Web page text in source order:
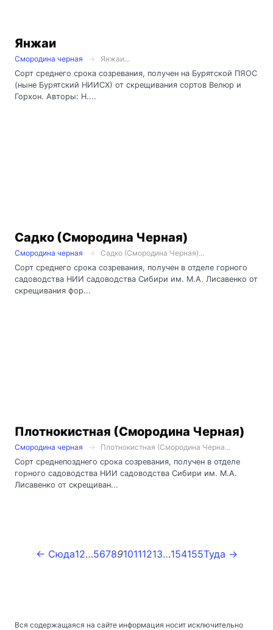
Янжаи
Смородина черная
Янжаи...
Сорт среднего срока созревания, получен на Бурятской ПЯОС
(ныне Бурятский НИИСХ) от скрещивания сортов Велюр и
Горхон. Авторы: Н....
Садко (Смородина Черная)
Смородина черная
Садко (Смородина Черная)...
Сорт среднего срока созревания, получен в отделе горного
садоводства НИИ садоводства Сибири им. М.А. Лисавенко от
скрещивания фор...
Плотнокистная (Смородина Черная)
Смородина черная
Плотнокистная (Смородина Черна...
Сорт среднепозднего срока созревания, получен в отделе
горного садоводства НИИ садоводства Сибири им. М.А.
Лисавенко от скрещиван...
← Сюда12…5678910111213…154155Туда →
Вся содержащаяся на сайте информация носит исключительно